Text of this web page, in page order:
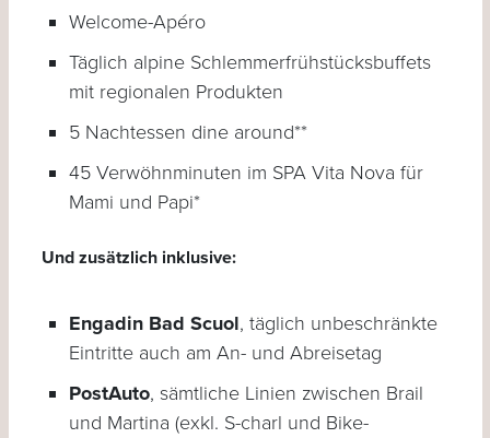
Welcome-Apéro
Täglich alpine Schlemmerfrühstücksbuffets
mit regionalen Produkten
5 Nachtessen dine around**
45 Verwöhnminuten im SPA Vita Nova für
Mami und Papi*
Und zusätzlich inklusive:
Engadin Bad Scuol, täglich unbeschränkte
Eintritte auch am An- und Abreisetag
PostAuto, sämtliche Linien zwischen Brail
und Martina (exkl. S-charl und Bike-